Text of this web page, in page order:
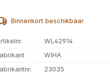
Binnenkort beschikbaar
WL42914
WIHA
23035